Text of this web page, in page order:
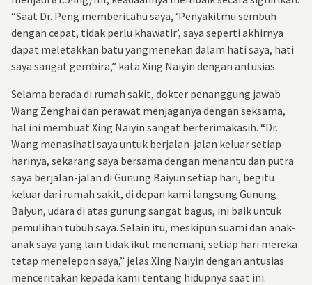
“Saat Dr. Peng memberitahu saya, ‘Penyakitmu sembuh
dengan cepat, tidak perlu khawatir’, saya seperti akhirnya
dapat meletakkan batu yangmenekan dalam hati saya, hati
saya sangat gembira,” kata Xing Naiyin dengan antusias.
Selama berada di rumah sakit, dokter penanggung jawab
Wang Zenghai dan perawat menjaganya dengan seksama,
hal ini membuat Xing Naiyin sangat berterimakasih. “Dr.
Wang menasihati saya untuk berjalan-jalan keluar setiap
harinya, sekarang saya bersama dengan menantu dan putra
saya berjalan-jalan di Gunung Baiyun setiap hari, begitu
keluar dari rumah sakit, di depan kami langsung Gunung
Baiyun, udara di atas gunung sangat bagus, ini baik untuk
pemulihan tubuh saya. Selain itu, meskipun suami dan anak-
anak saya yang lain tidak ikut menemani, setiap hari mereka
tetap menelepon saya,” jelas Xing Naiyin dengan antusias
menceritakan kepada kami tentang hidupnya saat ini.